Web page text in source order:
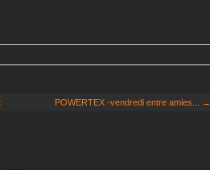
POWERTEX -vendredi entre amies... →